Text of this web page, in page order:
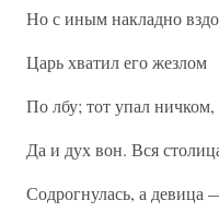
Но с иным накладно
Царь хватил его жезлом
По лбу; тот упал ничком,
Да и дух вон. Вся
Содрогнулась, а девица